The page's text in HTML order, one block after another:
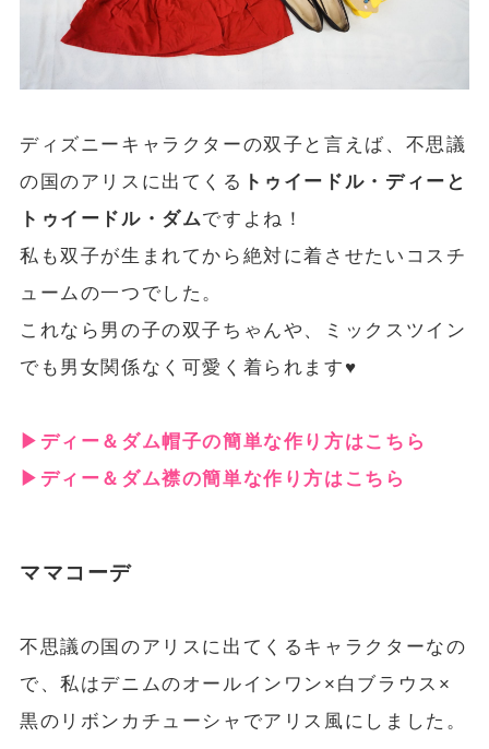
ディズニーキャラクターの双子と言えば、不思議
の国のアリスに出てくる トゥイードル・ディーと
トゥイードル・ダムですよね！
私も双子が生まれてから絶対に着させたいコスチ
ュームの一つでした。
これなら男の子の双子ちゃんや、ミックスツイン
でも男女関係なく可愛く着られます♥
▶︎ディー＆ダム帽子の簡単な作り方はこちら
▶︎ディー＆ダム襟の簡単な作り方はこちら
ママコーデ
不思議の国のアリスに出てくるキャラクターなの
で、私はデニムのオールインワン×白ブラウス×
黒のリボンカチューシャでアリス風にしました。